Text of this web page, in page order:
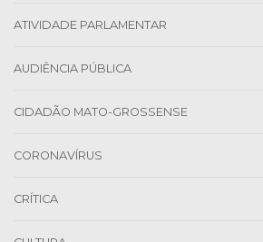
ATIVIDADE PARLAMENTAR
AUDIÊNCIA PÚBLICA
CIDADÃO MATO-GROSSENSE
CORONAVÍRUS
CRÍTICA